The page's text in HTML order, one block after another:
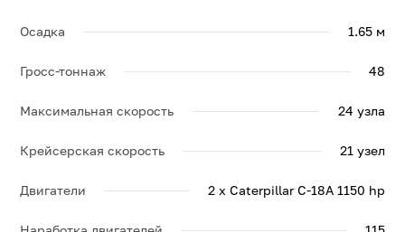
Осадка 1.65 м
Гросс-тоннаж 48
Максимальная скорость 24 узла
Крейсерская скорость 21 узел
Двигатели 2 x Caterpillar C-18A 1150 hp